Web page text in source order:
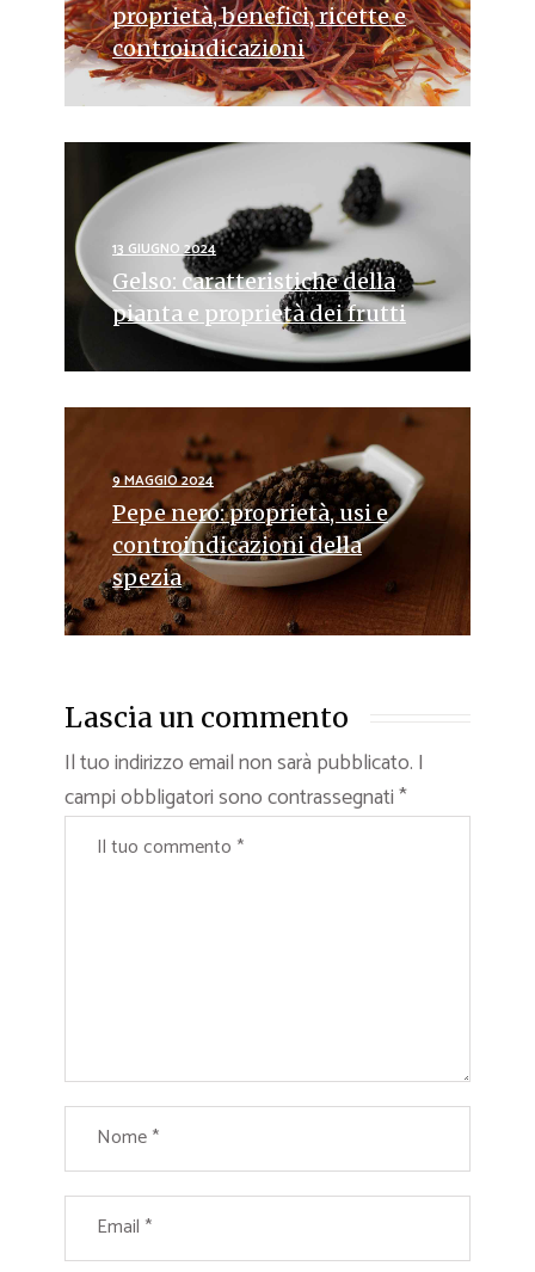
proprietà, benefici, ricette e
controindicazioni
13 GIUGNO 2024
Gelso: caratteristiche della
pianta e proprietà dei frutti
9 MAGGIO 2024
Pepe nero: proprietà, usi e
controindicazioni della
spezia
Lascia un commento
Il tuo indirizzo email non sarà pubblicato. I
campi obbligatori sono contrassegnati*